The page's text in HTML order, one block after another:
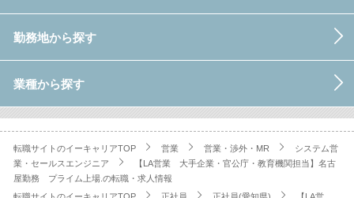
勤務地から探す
業種から探す
転職サイトのイーキャリアTOP 営業 営業・渉外・MR
システム営
業・セールスエンジニア
【LA営業 大手企業・官公庁・教育機関担当】名古
屋勤務 プライム上場.の転職・求人情報